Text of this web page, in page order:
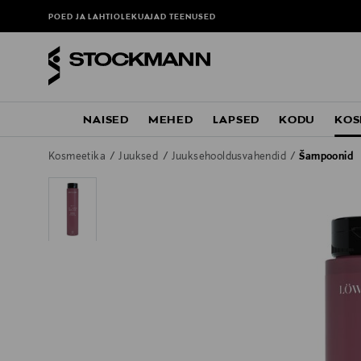
POED JA LAHTIOLEKUAJADTEENUSED
NAISED MEHED LAPSED KODU
Kosmeetika Juuksed Juuksehooldusvahendid Šampoonid